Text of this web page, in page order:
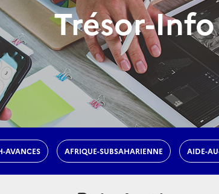
Trésor-Info
AVANCES AFRIQUE-SUBSAHARIENNE AIDE-